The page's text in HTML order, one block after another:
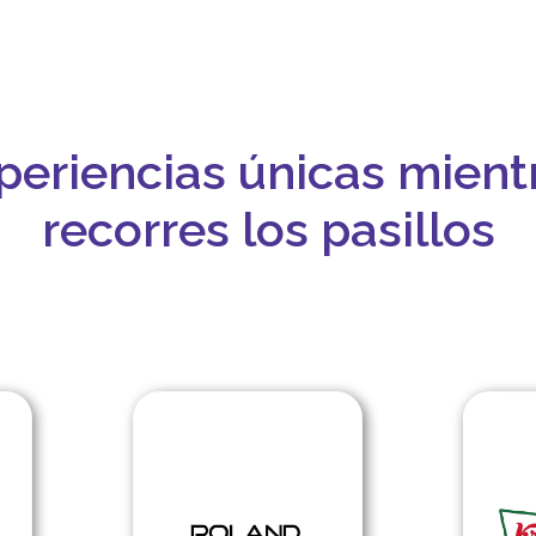
únicas
recorres los pasillos